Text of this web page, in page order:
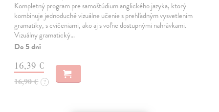
Kompletný program pre samoštúdium anglického jazyka, ktorý
kombinuje jednoduché vizuálne učenie s prehľadným vysvetlením
gramatiky, s cvičeniami, ako aj s voľne dostupnými nahrávkami.
Vizuálny gramatický…
Do 5 dní
16,39 €
16,90 € ?